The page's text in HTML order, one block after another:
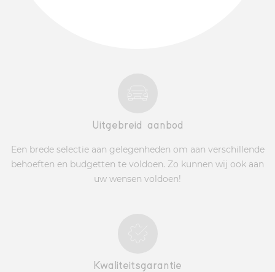
Uitgebreid aanbod
Een brede selectie aan gelegenheden om aan verschillende
behoeften en budgetten te voldoen. Zo kunnen wij ook aan
uw wensen voldoen!
Kwaliteitsgarantie